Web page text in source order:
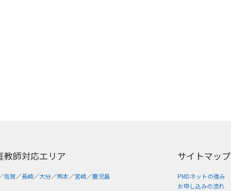
教師対応エリア
佐賀／長崎／大分／熊本／宮崎／鹿児島
サイトマップ
PMDネットの強み
お申し込みの流れ